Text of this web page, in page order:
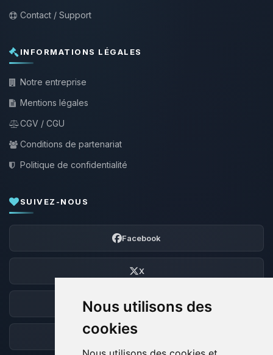
Nous utilisons des
cookies
Contact / Support
INFORMATIONS LÉGALES
Notre entreprise
Mentions légales
CGV / CGU
Conditions de partenariat
Politique de confidentialité
SUIVEZ-NOUS
Facebook
X
Discord
Forum